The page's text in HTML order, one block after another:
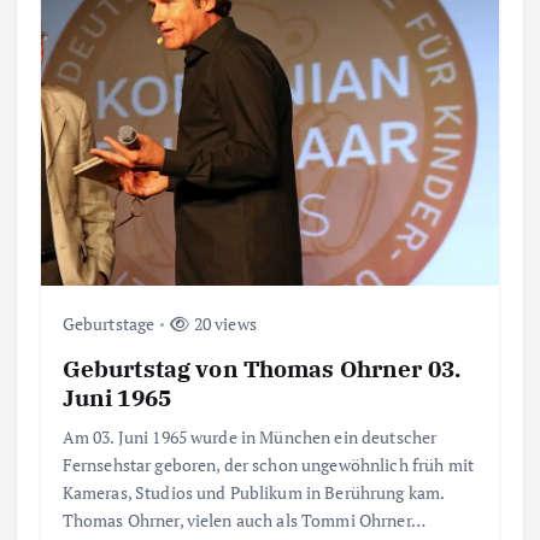
Geburtstage 20 views
Geburtstag von Thomas Ohrner 03.
Juni 1965
Am 03. Juni 1965 wurde in München ein deutscher
Fernsehstar geboren, der schon ungewöhnlich früh mit
Kameras, Studios und Publikum in Berührung kam.
Thomas Ohrner, vielen auch als Tommi Ohrner…